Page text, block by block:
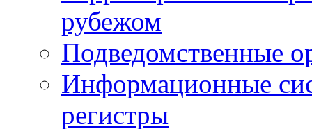
рубежом
Подведомственные
Информационные
регистры